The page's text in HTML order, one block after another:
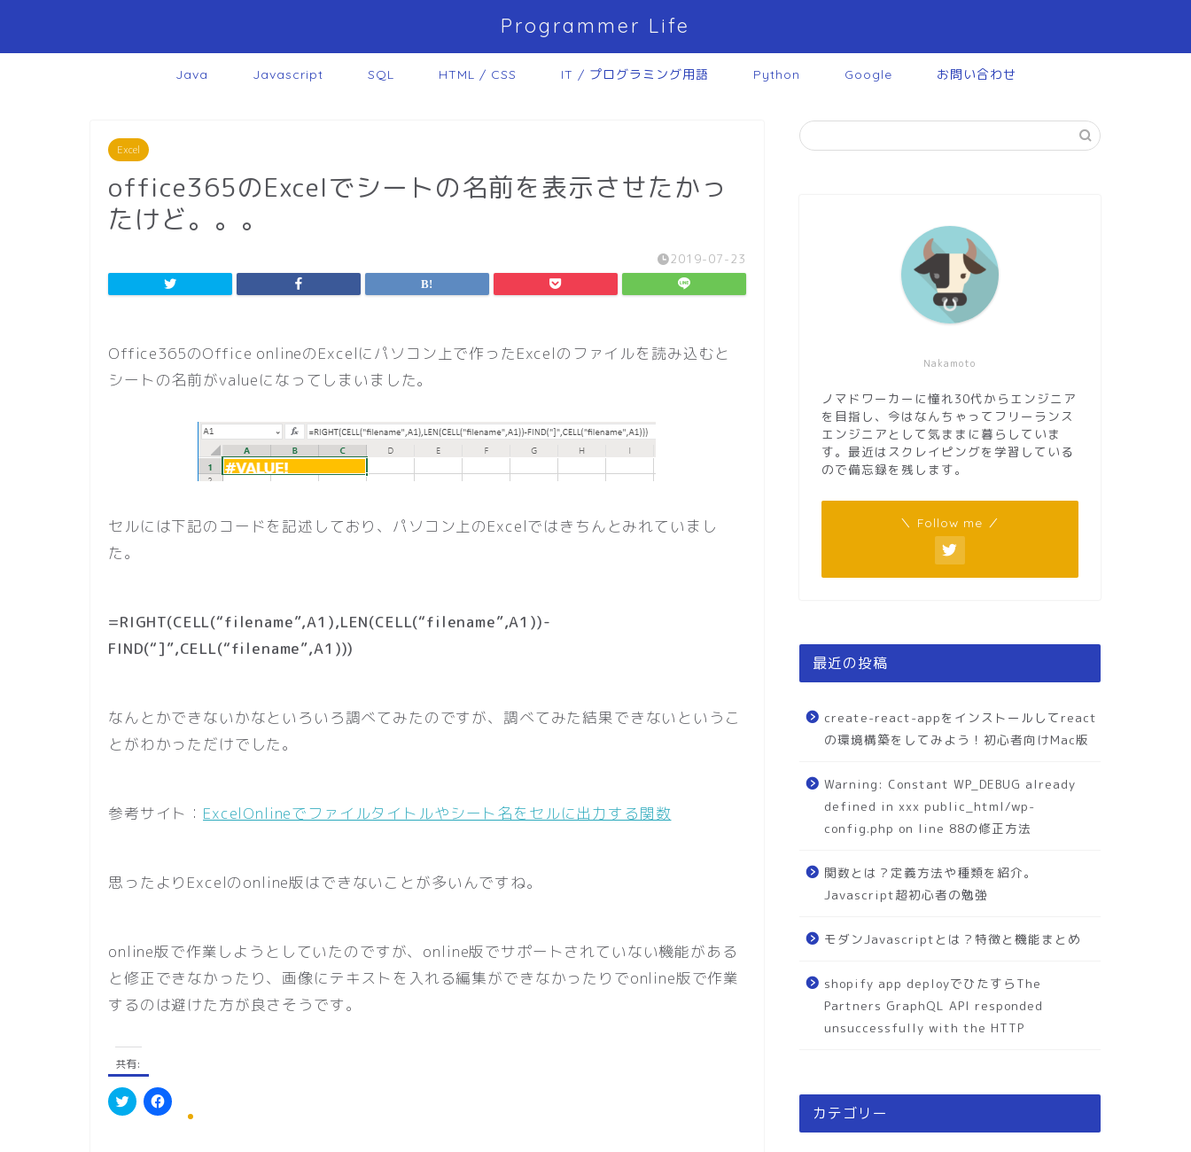
Programmer Life
Java Javascript SQL HTML / CSS IT / プログラミング用語 Python Google お問い合わせ
Excel
office365のExcelでシートの名前を表示させたかっ
たけど。。。
2019-07-23
Office365のOffice onlineのExcelにパソコン上で作ったExcelのファイルを読み込むと
シートの名前がvalueになってしまいました。
セルには下記のコードを記述しており、パソコン上のExcelではきちんとみれていまし
た。
=RIGHT(CELL(“filename”,A1),LEN(CELL(“filename”,A1))-
FIND(“]”,CELL(“filename”,A1)))
なんとかできないかなといろいろ調べてみたのですが、調べてみた結果できないというこ
とがわかっただけでした。
参考サイト： ExcelOnlineでファイルタイトルやシート名をセルに出力する関数
思ったよりExcelのonline版はできないことが多いんですね。
online版で作業しようとしていたのですが、online版でサポートされていない機能がある
と修正できなかったり、画像にテキストを入れる編集ができなかったりでonline版で作業
するのは避けた方が良さそうです。
共有:
ク F
Nakamoto
ノマドワーカーに憧れ30代からエンジニア
を目指し、今はなんちゃってフリーランス
エンジニアとして気ままに暮らしていま
す。最近はスクレイピングを学習している
ので備忘録を残します。
＼ Follow me ／
最近の投稿
create-react-appをインストールしてreact
の環境構築をしてみよう！初心者向けMac版
Warning: Constant WP_DEBUG already
defined in xxx public_html/wp-
config.php on line 88の修正方法
関数とは？定義方法や種類を紹介。
Javascript超初心者の勉強
モダンJavascriptとは？特徴と機能まとめ
shopify app deployでひたすらThe
Partners GraphQL API responded
unsuccessfully with the HTTP
カテゴリー